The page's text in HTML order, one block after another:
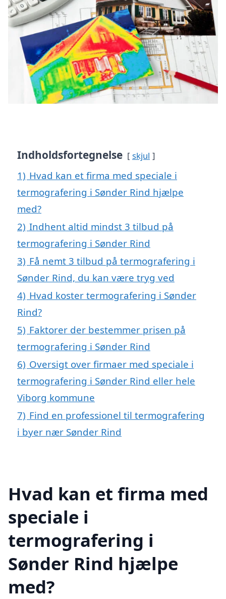
Indholdsfortegnelse skjul
1) Hvad kan et firma med speciale i
termografering i Sønder Rind hjælpe
med?
2) Indhent altid mindst 3 tilbud på
termografering i Sønder Rind
3) Få nemt 3 tilbud på termografering i
Sønder Rind, du kan være tryg ved
4) Hvad koster termografering i Sønder
Rind?
5) Faktorer der bestemmer prisen på
termografering i Sønder Rind
6) Oversigt over firmaer med speciale i
termografering i Sønder Rind eller hele
Viborg kommune
7) Find en professionel til termografering
i byer nær Sønder Rind
Hvad kan et firma med
speciale i
termografering i
Sønder Rind hjælpe
med?